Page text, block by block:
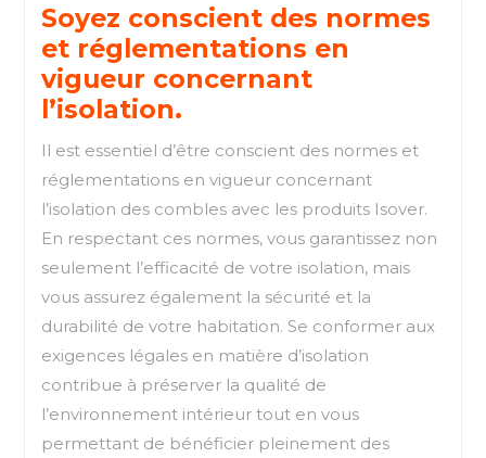
Soyez conscient des normes
et réglementations en
vigueur concernant
l’isolation.
Il est essentiel d’être conscient des normes et
réglementations en vigueur concernant
l’isolation des combles avec les produits Isover.
En respectant ces normes, vous garantissez non
seulement l’efficacité de votre isolation, mais
vous assurez également la sécurité et la
durabilité de votre habitation. Se conformer aux
exigences légales en matière d’isolation
contribue à préserver la qualité de
l’environnement intérieur tout en vous
permettant de bénéficier pleinement des